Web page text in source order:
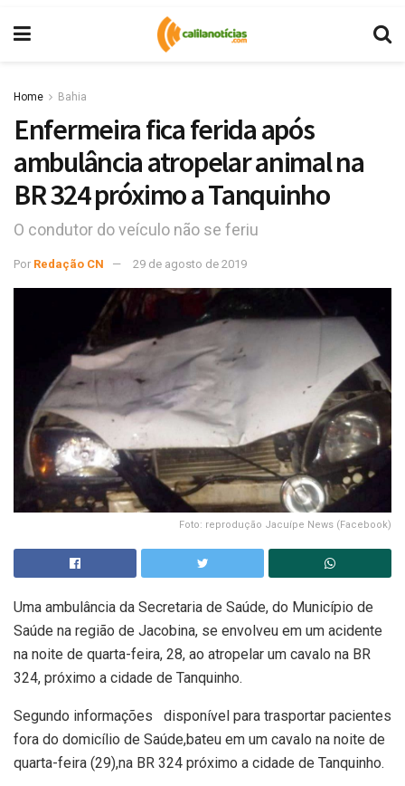
Home Bahia
Enfermeira fica ferida após
ambulância atropelar animal na
BR 324 próximo a Tanquinho
O condutor do veículo não se feriu
Por Redação CN 29 de agosto de 2019
Foto: reprodução Jacuípe News (Facebook)
Uma ambulância da Secretaria de Saúde, do Município de
Saúde na região de Jacobina, se envolveu em um acidente
na noite de quarta-feira, 28, ao atropelar um cavalo na BR
324, próximo a cidade de Tanquinho.
Segundo informações disponível para trasportar pacientes
fora do domicílio de Saúde,bateu em um cavalo na noite de
quarta-feira (29),na BR 324 próximo a cidade de Tanquinho.